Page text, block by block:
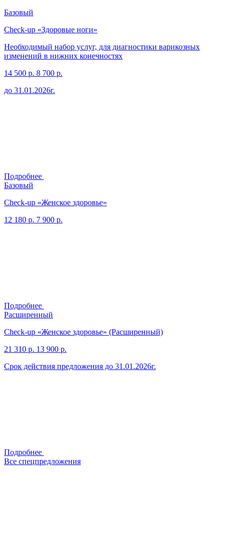
Базовый
Check-up «Здоровые ноги»
Необходимый набор услуг, для диагностики варикозных
изменений в нижних конечностях
14 500 р. 8 700 р.
до 31.01.2026г.
Подробнее
Базовый
Check-up «Женское здоровье»
12 180 р. 7 900 р.
Подробнее
Расширенный
Check-up «Женское здоровье» (Расширенный)
21 310 р. 13 900 р.
Срок действия предложения до 31.01.2026г.
Подробнее
Все спецпредложения